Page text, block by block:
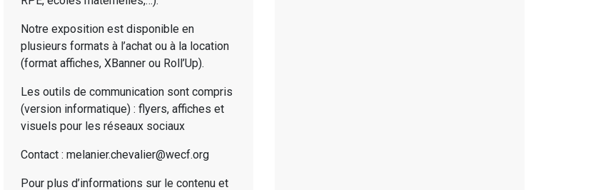
Notre exposition est disponible en
plusieurs formats à l’achat ou à la location
(format affiches, XBanner ou Roll’Up).
Les outils de communication sont compris
(version informatique) : flyers, affiches et
visuels pour les réseaux sociaux
Contact : melanier.chevalier@wecf.org
Pour plus d’informations sur le contenu et